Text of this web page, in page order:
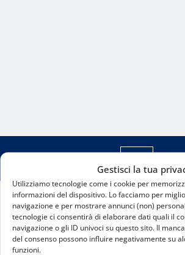
Gestisci la tua
Utilizziamo tecnologie come i cookie per
informazioni del dispositivo. Lo facciamo per
navigazione e per mostrare annunci (non)
tecnologie ci consentirà di elaborare dati quali il
navigazione o gli ID univoci su questo sito. Il
del consenso possono influire negativamente su
funzioni.
Home
Lazio-Inter, verso la finale di
la sfida infinita fra la Beneamata e